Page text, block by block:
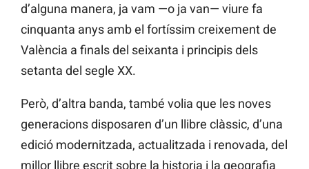
d’alguna manera, ja vam —o ja van— viure fa
cinquanta anys amb el fortíssim creixement de
València a finals del seixanta i principis dels
setanta del segle XX.
Però, d’altra banda, també volia que les noves
generacions disposaren d’un llibre clàssic, d’una
edició modernitzada, actualitzada i renovada, del
millor llibre escrit sobre la historia i la geografia